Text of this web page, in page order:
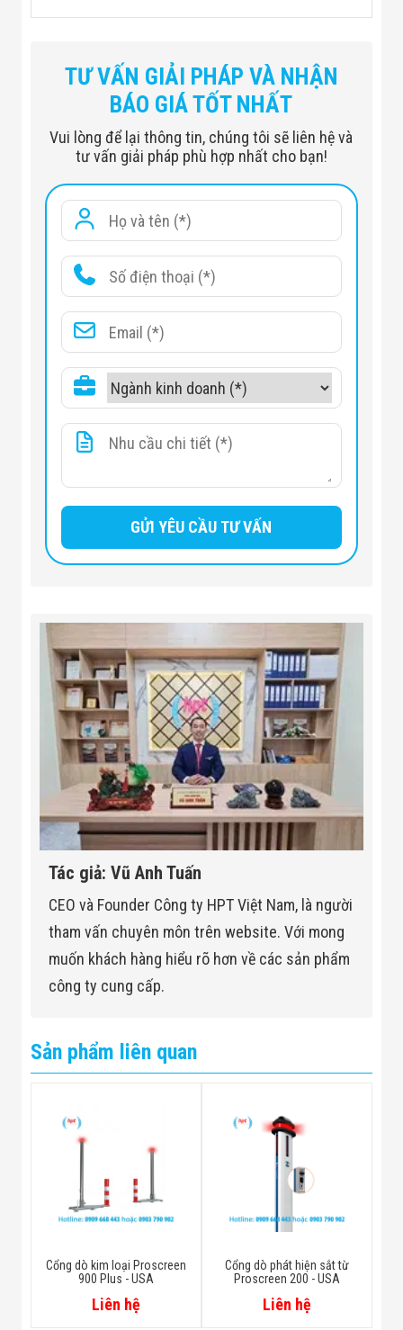
TƯ VẤN GIẢI PHÁP VÀ NHẬN
BÁO GIÁ TỐT NHẤT
Vui lòng để lại thông tin, chúng tôi sẽ liên hệ và
tư vấn giải pháp phù hợp nhất cho bạn!
Tác giả: Vũ Anh Tuấn
CEO và Founder Công ty HPT Việt Nam, là người
tham vấn chuyên môn trên website. Với mong
muốn khách hàng hiểu rõ hơn về các sản phẩm
công ty cung cấp.
Sản phẩm liên quan
Cổng dò kim loại Proscreen
900 Plus - USA
Liên hệ
Cổng dò phát hiện sắt từ
Proscreen 200 - USA
Liên hệ